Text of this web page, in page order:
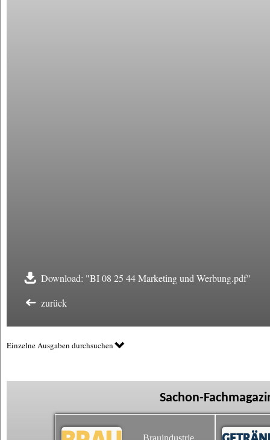
Download: "BI 08 25 44 Marketing und Werbung.pdf"
zurück
Einzelne Ausgaben durchsuchen
Sachon-
Brauindustrie